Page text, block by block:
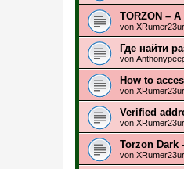
ТОRZON –
von
Где найти
von
How to
von
Verified
von
Torzon Dark
von